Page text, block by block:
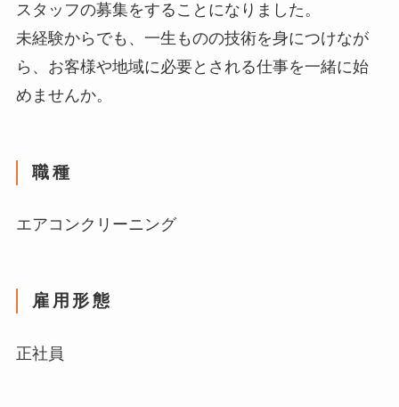
スタッフの募集をすることになりました。
未経験からでも、一生ものの技術を身につけなが
ら、お客様や地域に必要とされる仕事を一緒に始
めませんか。
職種
エアコンクリーニング
雇用形態
正社員